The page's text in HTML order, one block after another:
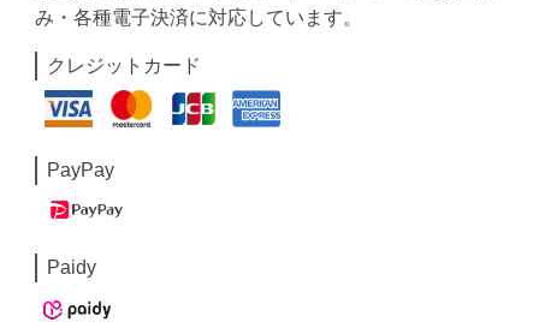
み・各種電子決済に対応しています。
クレジットカード
PayPay
Paidy